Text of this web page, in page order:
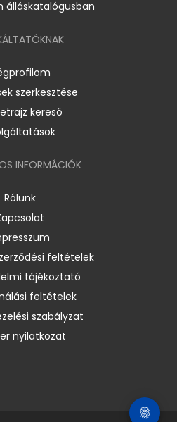
álláskatalógusban
szerkesztése
kereső
INFORMÁCIÓK
Rólunk
feltételek
tájékoztató
feltételek
szabályzat
nyilatkozat